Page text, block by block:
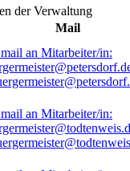
der Verwaltung
Mail